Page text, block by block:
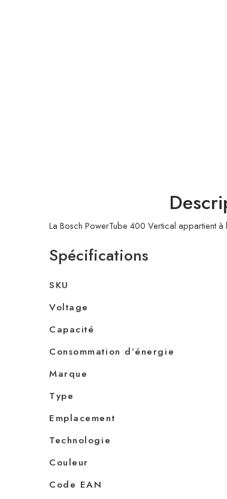
La Bosch PowerTube 400 Vertical appartient
Spécifications
SKU
Voltage
Capacité
Consommation d’énergie
Marque
Type
Emplacement
Technologie
Couleur
Code EAN